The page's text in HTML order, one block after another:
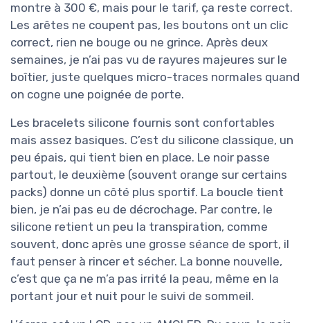
montre à 300 €, mais pour le tarif, ça reste correct.
Les arêtes ne coupent pas, les boutons ont un clic
correct, rien ne bouge ou ne grince. Après deux
semaines, je n’ai pas vu de rayures majeures sur le
boîtier, juste quelques micro-traces normales quand
on cogne une poignée de porte.
Les bracelets silicone fournis sont confortables
mais assez basiques. C’est du silicone classique, un
peu épais, qui tient bien en place. Le noir passe
partout, le deuxième (souvent orange sur certains
packs) donne un côté plus sportif. La boucle tient
bien, je n’ai pas eu de décrochage. Par contre, le
silicone retient un peu la transpiration, comme
souvent, donc après une grosse séance de sport, il
faut penser à rincer et sécher. La bonne nouvelle,
c’est que ça ne m’a pas irrité la peau, même en la
portant jour et nuit pour le suivi de sommeil.